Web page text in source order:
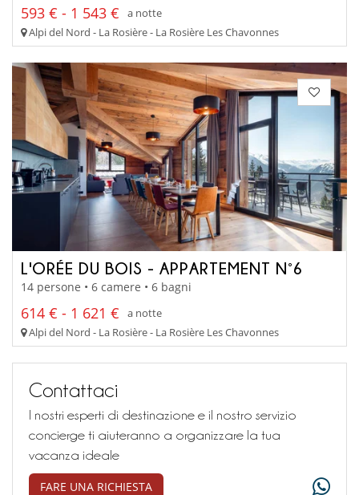
593 € - 1 543 €
a notte
Alpi del Nord - La Rosière - La Rosière Les Chavonnes
L'ORÉE DU BOIS - APPARTEMENT N°6
14 persone • 6 camere • 6 bagni
614 € - 1 621 €
a notte
Alpi del Nord - La Rosière - La Rosière Les Chavonnes
Contattaci
I nostri esperti di destinazione e il nostro servizio
concierge ti aiuteranno a organizzare la tua
vacanza ideale
FARE UNA RICHIESTA